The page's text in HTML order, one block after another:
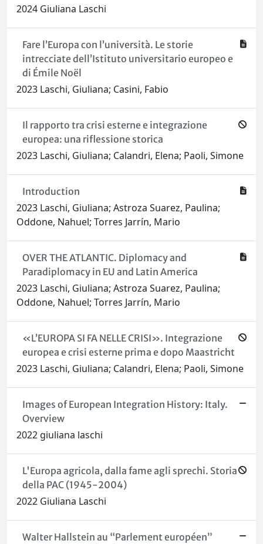
2024 Giuliana Laschi
Fare l’Europa con l’università. Le storie
intrecciate dell’Istituto universitario europeo e
di Émile Noël
2023 Laschi, Giuliana; Casini, Fabio
Il rapporto tra crisi esterne e integrazione
europea: una riflessione storica
2023 Laschi, Giuliana; Calandri, Elena; Paoli, Simone
Introduction
2023 Laschi, Giuliana; Astroza Suarez, Paulina;
Oddone, Nahuel; Torres Jarrín, Mario
OVER THE ATLANTIC. Diplomacy and
Paradiplomacy in EU and Latin America
2023 Laschi, Giuliana; Astroza Suarez, Paulina;
Oddone, Nahuel; Torres Jarrín, Mario
«L’EUROPA SI FA NELLE CRISI». Integrazione
europea e crisi esterne prima e dopo Maastricht
2023 Laschi, Giuliana; Calandri, Elena; Paoli, Simone
Images of European Integration History: Italy.
Overview
2022 giuliana laschi
L'Europa agricola, dalla fame agli sprechi. Storia
della PAC (1945-2004)
2022 Giuliana Laschi
Walter Hallstein au “Parlement européen”